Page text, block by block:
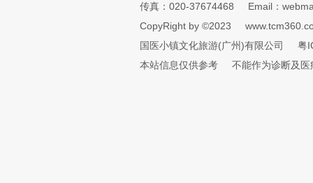
传真：020-37674468
Email：
CopyRight by ©2023
国医小镇文化旅游(广州)有限公司
粤
本站信息仅供参考
不能作为诊断及医